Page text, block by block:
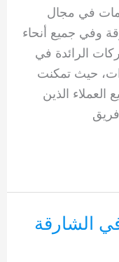
في مجال
وفي جميع أنحاء
الرائدة في
حيث تمكنت
الذين
الشارقة